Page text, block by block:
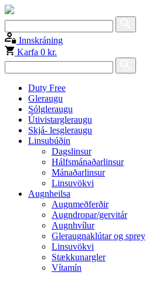
Innskráning
Karfa 0 kr.
Duty Free
Gleraugu
Sólgleraugu
Útivistargleraugu
Skjá- lesgleraugu
Linsubúðin
Dagslinsur
Hálfsmánaðarlinsur
Mánaðarlinsur
Linsuvökvi
Augnheilsa
Augnmeðferðir
Augndropar/gervitár
Augnhvílur
Gleraugnaklútar og sprey
Linsuvökvi
Stækkunargler
Vítamín